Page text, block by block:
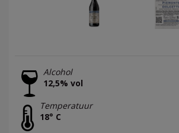
Alcohol
12,5% vol
Temperatuur
18° C